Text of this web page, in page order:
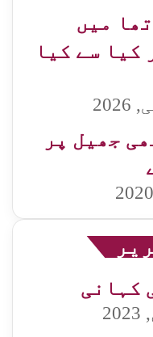
تھا میں
کیا سے کیا
جھیل پر
کہانی